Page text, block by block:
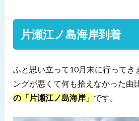
片瀬江ノ島海岸到着
ふと思い立って10月末に行ってき
ングが悪くて何も拾えなかった由
の「片瀬江ノ島海岸」 です。